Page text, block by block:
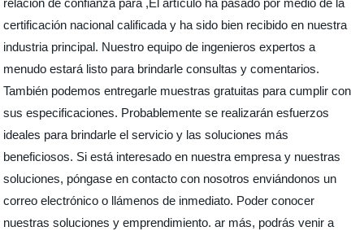
relación de confianza para ,El artículo ha pasado por medio de la
certificación nacional calificada y ha sido bien recibido en nuestra
industria principal. Nuestro equipo de ingenieros expertos a
menudo estará listo para brindarle consultas y comentarios.
También podemos entregarle muestras gratuitas para cumplir con
sus especificaciones. Probablemente se realizarán esfuerzos
ideales para brindarle el servicio y las soluciones más
beneficiosos. Si está interesado en nuestra empresa y nuestras
soluciones, póngase en contacto con nosotros enviándonos un
correo electrónico o llámenos de inmediato. Poder conocer
nuestras soluciones y emprendimiento. ar más, podrás venir a